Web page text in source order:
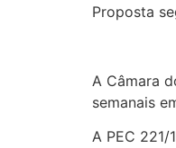
Proposta
A Câmara
semanais
A PEC